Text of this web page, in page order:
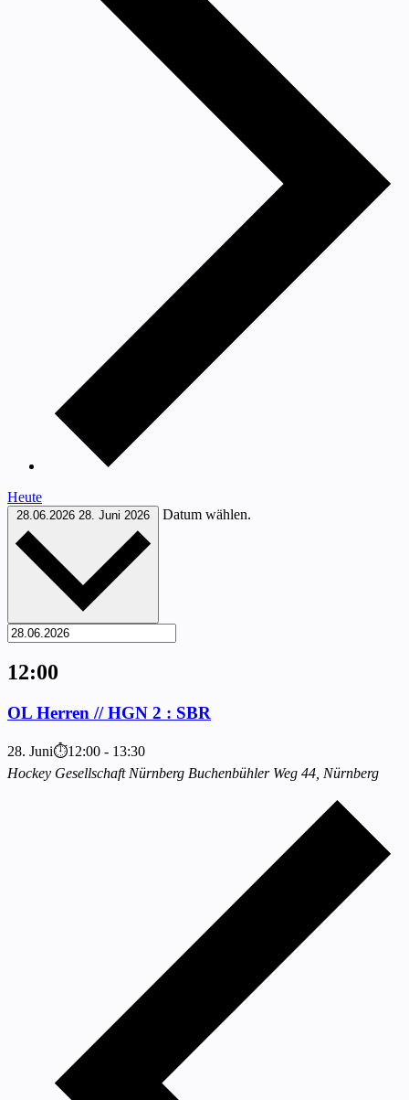
Heute
28.06.2026 28. Juni 2026 Datum wählen.
12:00
OL Herren // HGN 2 : SBR
28. Juni⏱12:00 - 13:30
Hockey Gesellschaft Nürnberg Buchenbühler Weg 44, Nürnberg